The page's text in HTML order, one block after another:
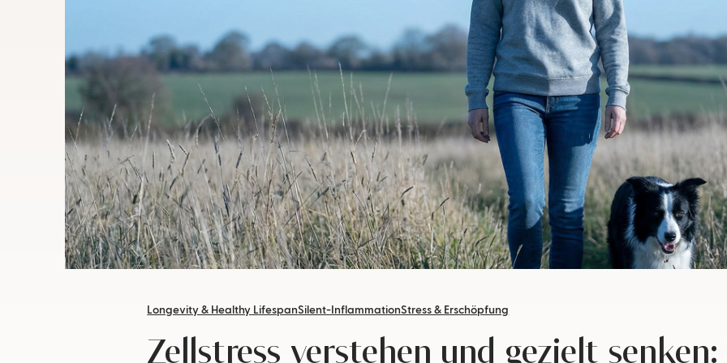
Longevity & Healthy LifespanSilent-InflammationStress & Erschöpfung
Zellstress verstehen und gezielt senken: